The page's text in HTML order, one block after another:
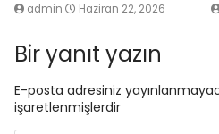
admin Haziran 22, 2026
Bir yanıt yazın
E-posta adresiniz
işaretlenmişlerdir